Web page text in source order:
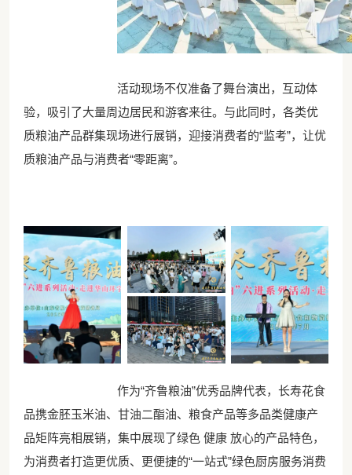
活动现场不仅准备了舞台演出，互动体
验，吸引了大量周边居民和游客来往。与此同时，各类优
质粮油产品群集现场进行展销，迎接消费者的“监考”，让优
质粮油产品与消费者“零距离”。
作为“齐鲁粮油”优秀品牌代表，长寿花食
品携金胚玉米油、甘油二酯油、粮食产品等多品类健康产
品矩阵亮相展销，集中展现了绿色 健康 放心的产品特色，
为消费者打造更优质、更便捷的“一站式”绿色厨房服务消费